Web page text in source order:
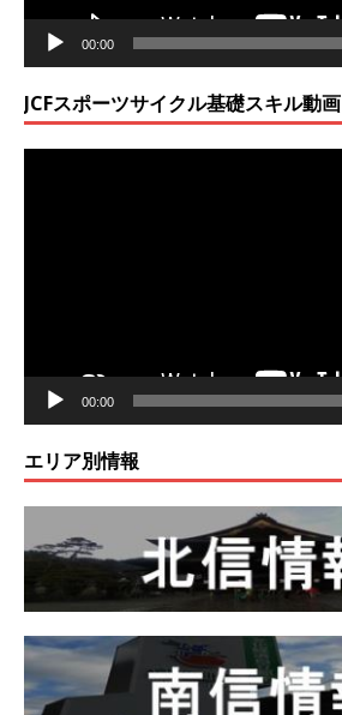
00:00
JCFスポーツサイクル基礎スキル動画
00:00
エリア別情報